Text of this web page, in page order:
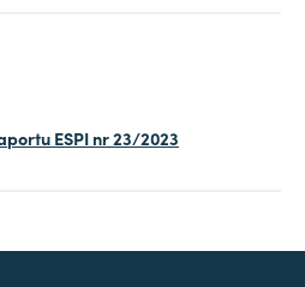
ESPI nr 23/2023